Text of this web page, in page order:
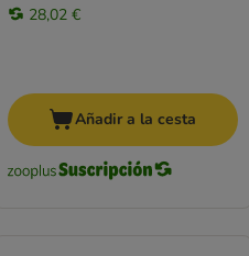
28,02 €
Añadir a la cesta